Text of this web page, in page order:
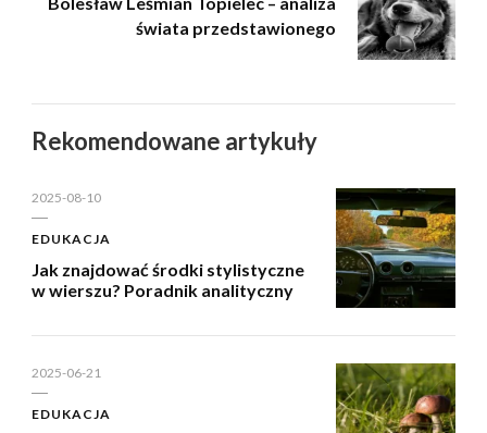
świata przedstawionego
Rekomendowane artykuły
2025-08-10
EDUKACJA
Jak znajdować środki stylistyczne
w wierszu? Poradnik analityczny
2025-06-21
EDUKACJA